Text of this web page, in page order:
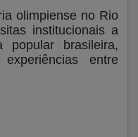
olimpiense no Rio
institucionais a
popular brasileira,
entre